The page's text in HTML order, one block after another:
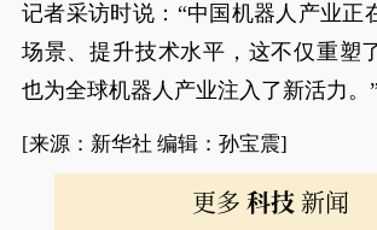
记者采访时说：“中国机器人产业正
场景、提升技术水平，这不仅重塑
也为全球机器人产业注入了新活力。”
[来源：新华社 编辑：孙宝震]
更多 科技新闻